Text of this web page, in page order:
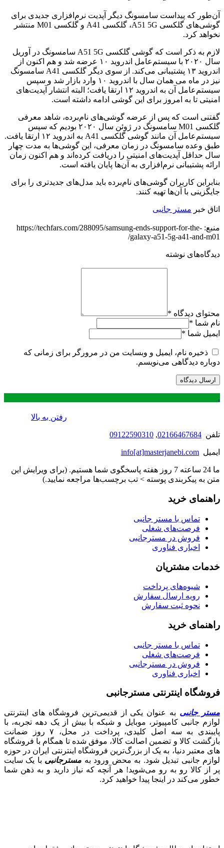
آن‌طور که پیداست سامسونگ دیگر آپدیت نرم‌افزاری جدیدی برای
گوشی‌های گلکسی A51 5G، گلکسی A41 و گلکسی M01 منتشر
نخواهد کرد.
لازم به ذکر است که گوشی گلکسی A51 5G سامسونگ در آوریل
سال ۲۰۲۰ با سیستم‌عامل اندروید ۱۰ عرضه شد و هم اکنون از
اندروید ۱۳ پشتیبانی می‌کند. از سوی دیگر گلکسی A41 سامسونگ
نیز در ماه می همان سال با اندروید ۱۰ وارد بازار شد و سپس
سیستم‌عامل آن به اندروید ۱۲ ارتقا یافت؛ البته انتشار آپدیت‌های
امنیتی تا به امروز برای این گوشی ادامه داشته است.
گفتنی است که پس از عرضه گوشی‌های نام‌برده، شاهد معرفی
گلکسی M01 سامسونگ در ژوئن سال ۲۰۲۰ بودیم که سپس
سیستم‌عامل آن مانند گوشی گلکسی A41 به اندروید ۱۲ ارتقا یافت.
طبق وعده سامسونگ در زمان معرفی، این گوشی‌ها به مدت چهار
سال حداقل آپدیت‌های امنیتی را دریافت کرده‌اند و هم اکنون زمان
ارائه پشتیبانی نرم‌افزاری به آن‌ها پایان یافته است.
بنابراین کاربران گوشی‌های نام‌برده باید مدل‌های جدیدتری را برای
جایگزینی با آن‌ها تهیه کنند.
اتاق خبر مستر جانبی
منبع: https://techfars.com/288095/samsung-ends-support-for-the-
galaxy-a51-5g-a41-and-m01/
دیدگاه‌های نوشته
محتوای دیدگاه *
نام شما *
ایمیل شما *
ذخیره نام، ایمیل و وبسایت من در مرورگر برای زمانی که
دوباره دیدگاهی می‌نویسم.
.
رفتن به بالا
تلفن 02166467684
,
09122590310
ایمیل info[at]masterjanebi.com
ما 24 ساعته 7 روز هفته پاسخگوی شما هستیم. (برای ویرایش این
متن به پیکربندی پوسته > تب برچسب‌ها مراجعه نمایید.)
راهنمای خرید
تماس با مستر جانبی
فرصت‌های شغلی
فروش در مسترجانبی
اخباری فناوری
خدمات مشتریان
شیوه‌های پرداخت
رویه ارسال سفارش
نحوه ثبت سفارش
راهنمای خرید
تماس با مستر جانبی
فرصت‌های شغلی
فروش در مسترجانبی
اخباری فناوری
فروشگاه اینترنتی مسترجانبی
مستر جانبی به عنوان یکی از قدیمی‌ترین فروشگاه های اینترنتی
لوازم جانبی کامپیوتر، موبایل و شبکه با بیش از یک دهه تجربه، با
پایبندی به سه اصل کلیدی، پرداخت در محل، ۷ روز ضمانت
بازگشت کالا و تضمین اصالت کالا، موفق شده تا همگام با فروشگاه‌
های معتبر دنیا، به یک از بزرگ‌ترین فروشگاه اینترنتی ایران در حوزه
لوازم جانبی تبدیل شود. به محض ورود به مسترجانبی با یک سایت
پر از کالا رو به رو می‌شوید! هر آنچه که نیاز دارید و به ذهن شما
خطور می‌کند در اینجا پیدا خواهید کرد.